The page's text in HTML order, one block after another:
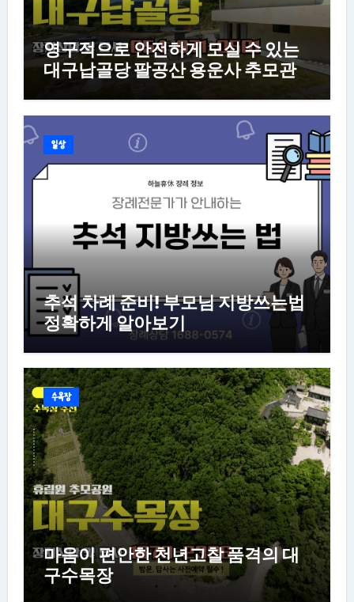
영구적으로 안전하게 모실 수 있는
대구납골당 팔공산 용운사 추모관
일상
추석 차례 준비! 부모님 지방쓰는법
정확하게 알아보기
수목장
마음이 편안한 천년고찰 품격의 대
구수목장